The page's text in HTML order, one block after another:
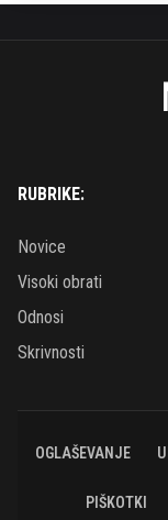
RUBRIKE:
Novice
Visoki obrati
Odnosi
Skrivnosti
OGLAŠEVANJE
PIŠKOTKI